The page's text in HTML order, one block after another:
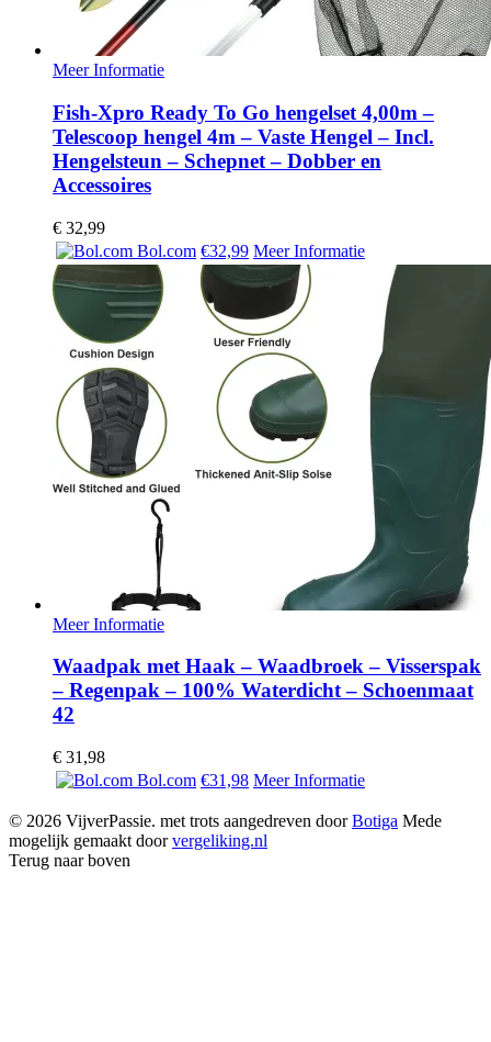
Meer Informatie
Fish-Xpro Ready To Go hengelset 4,00m –
Telescoop hengel 4m – Vaste Hengel – Incl.
Hengelsteun – Schepnet – Dobber en
Accessoires
€ 32,99
Bol.com €32,99 Meer Informatie
Meer Informatie
Waadpak met Haak – Waadbroek – Visserspak
– Regenpak – 100% Waterdicht – Schoenmaat
42
€ 31,98
Bol.com €31,98 Meer Informatie
© 2026 VijverPassie. met trots aangedreven doorBotiga Mede
mogelijk gemaakt doorvergeliking.nl
Terug naar boven